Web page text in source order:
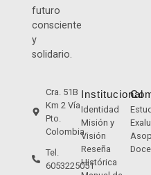
futuro
consciente
y
solidario.
Cra. 51B
Km 2 Vía
Pto.
Colombia
Tel.
6053225051
Institucional
Identidad
Misión y
Visión
Reseña
Histórica